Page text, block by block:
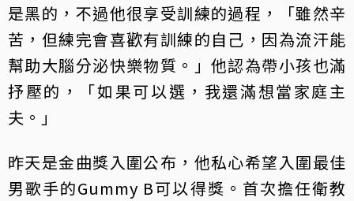
是黑的，不過他很享受訓練的過程，「雖然辛
苦，但練完會喜歡有訓練的自己，因為流汗能
幫助大腦分泌快樂物質。」他認為帶小孩也滿
抒壓的，「如果可以選，我還滿想當家庭主
夫。」
昨天是金曲獎入圍公布，他私心希望入圍最佳
男歌手的Gummy B可以得獎。首次擔任衛教